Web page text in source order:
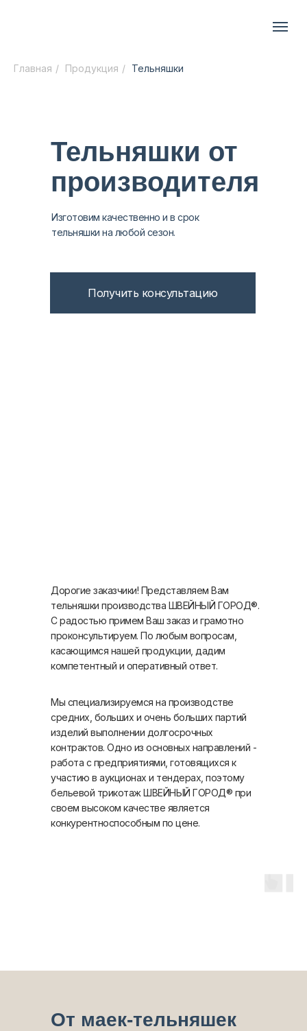
Главная / Продукция / Тельняшки
Тельняшки от
производителя
Изготовим качественно и в срок
тельняшки на любой сезон.
Получить консультацию
Дорогие заказчики! Представляем Вам
тельняшки производства ШВЕЙНЫЙ ГОРОД®.
С радостью примем Ваш заказ и грамотно
проконсультируем. По любым вопросам,
касающимся нашей продукции, дадим
компетентный и оперативный ответ.
Мы специализируемся на производстве
средних, больших и очень больших партий
изделий выполнении долгосрочных
контрактов. Одно из основных направлений -
работа с предприятиями, готовящихся к
участию в аукционах и тендерах, поэтому
бельевой трикотаж ШВЕЙНЫЙ ГОРОД® при
своем высоком качестве является
конкурентноспособным по цене.
От маек-тельняшек